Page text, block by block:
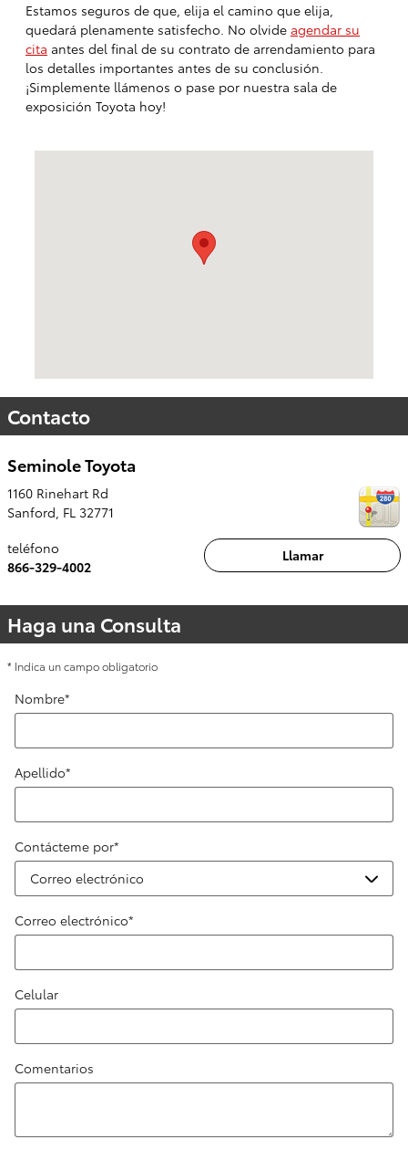
Estamos seguros de que, elija el camino que elija,
quedará plenamente satisfecho. No olvide agendar su
cita antes del final de su contrato de arrendamiento para
los detalles importantes antes de su conclusión.
¡Simplemente llámenos o pase por nuestra sala de
exposición Toyota hoy!
Contacto
Seminole Toyota
1160 Rinehart Rd
Sanford FL 32771
Llamar
teléfono
866-329-4002
Haga una Consulta
* Indica un campo obligatorio
Nombre*
Apellido*
Contácteme por*
Correo electrónico*
Celular
Comentarios